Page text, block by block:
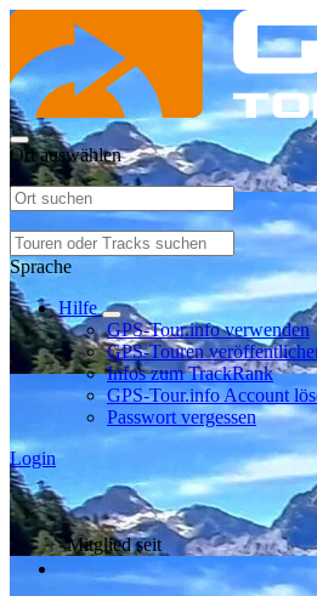
Ort auswählen
Sprache
Hilfe
GPS-Tour.info verwenden
GPS-Touren
Infos zum TrackRank
GPS-Tour.info Account
Passwort vergessen
Login
Mitglied seit